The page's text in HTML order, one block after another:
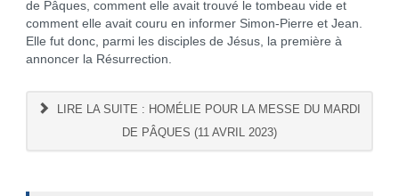
de Pâques, comment elle avait trouvé le tombeau vide et
comment elle avait couru en informer Simon-Pierre et Jean.
Elle fut donc, parmi les disciples de Jésus, la première à
annoncer la Résurrection.
LIRE LA SUITE : HOMÉLIE POUR LA MESSE DU MARDI
DE PÂQUES (11 AVRIL 2023)